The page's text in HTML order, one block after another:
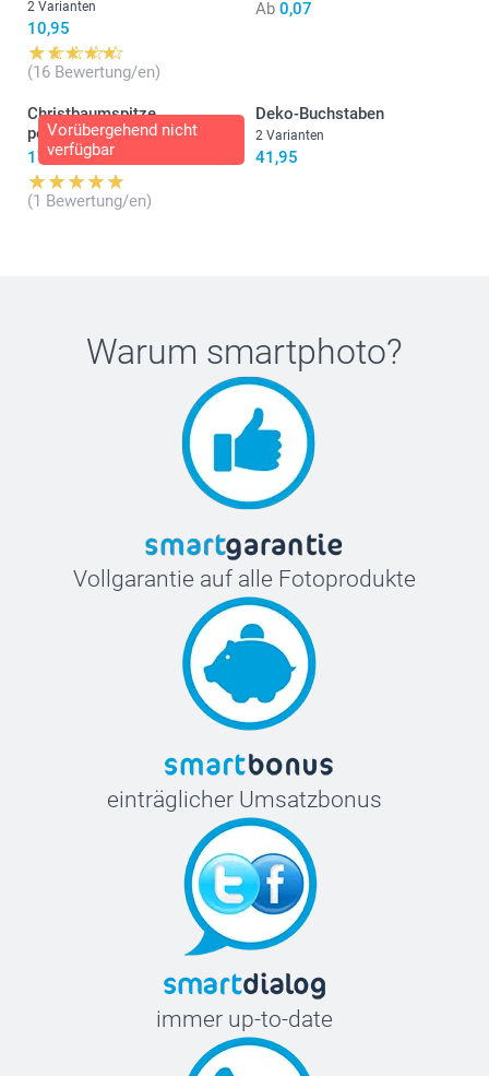
2 Varianten
10,95
(16 Bewertung/en)
Ab 0,07
Vorübergehend nicht
verfügbar
Christbaumspitze
personalisiert
17,95
(1 Bewertung/en)
Deko-Buchstaben
2 Varianten
41,95
Warum smartphoto?
Vollgarantie auf alle Fotoprodukte
einträglicher Umsatzbonus
immer up-to-date